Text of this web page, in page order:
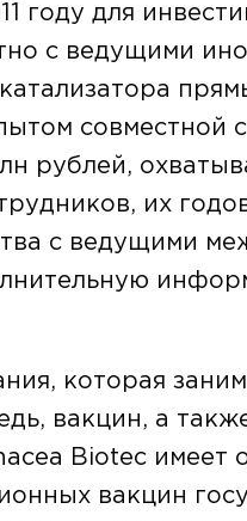
году для
с ведущими
совместной
рублей,
их
с ведущими
которая
вакцин, а
Biotec имеет
вакцин